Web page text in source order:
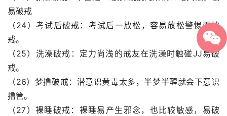
易破戒
（24）考试后破戒：考试后一放松，容易放松警惕而破
戒。
（25）洗澡破戒：定力尚浅的戒友在洗澡时触碰JJ易破
戒。
（26）梦撸破戒：潜意识黄毒太多，半梦半醒就会下意识
撸管。
（27）裸睡破戒：裸睡易产生邪念，也比较敏感，易破